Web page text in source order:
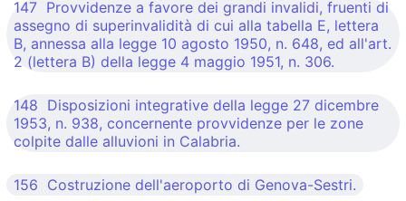
147 Provvidenze a favore dei grandi invalidi, fruenti di
assegno di superinvalidità di cui alla tabella E, lettera
B, annessa alla legge 10 agosto 1950, n. 648, ed all'art.
2 (lettera B) della legge 4 maggio 1951, n. 306.
148 Disposizioni integrative della legge 27 dicembre
1953, n. 938, concernente provvidenze per le zone
colpite dalle alluvioni in Calabria.
156 Costruzione dell'aeroporto di Genova-Sestri.